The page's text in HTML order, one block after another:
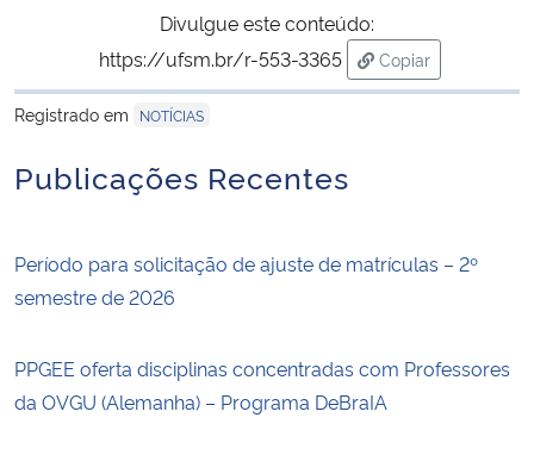
Divulgue este conteúdo:
https://ufsm.br/r-553-3365
Copiar
para área de
Registrado em
NOTÍCIAS
Publicações Recentes
Período para solicitação de ajuste de matrículas – 2º
semestre de 2026
PPGEE oferta disciplinas concentradas com Professores
da OVGU (Alemanha) – Programa DeBraIA